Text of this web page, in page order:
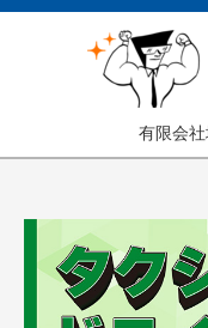
有限会